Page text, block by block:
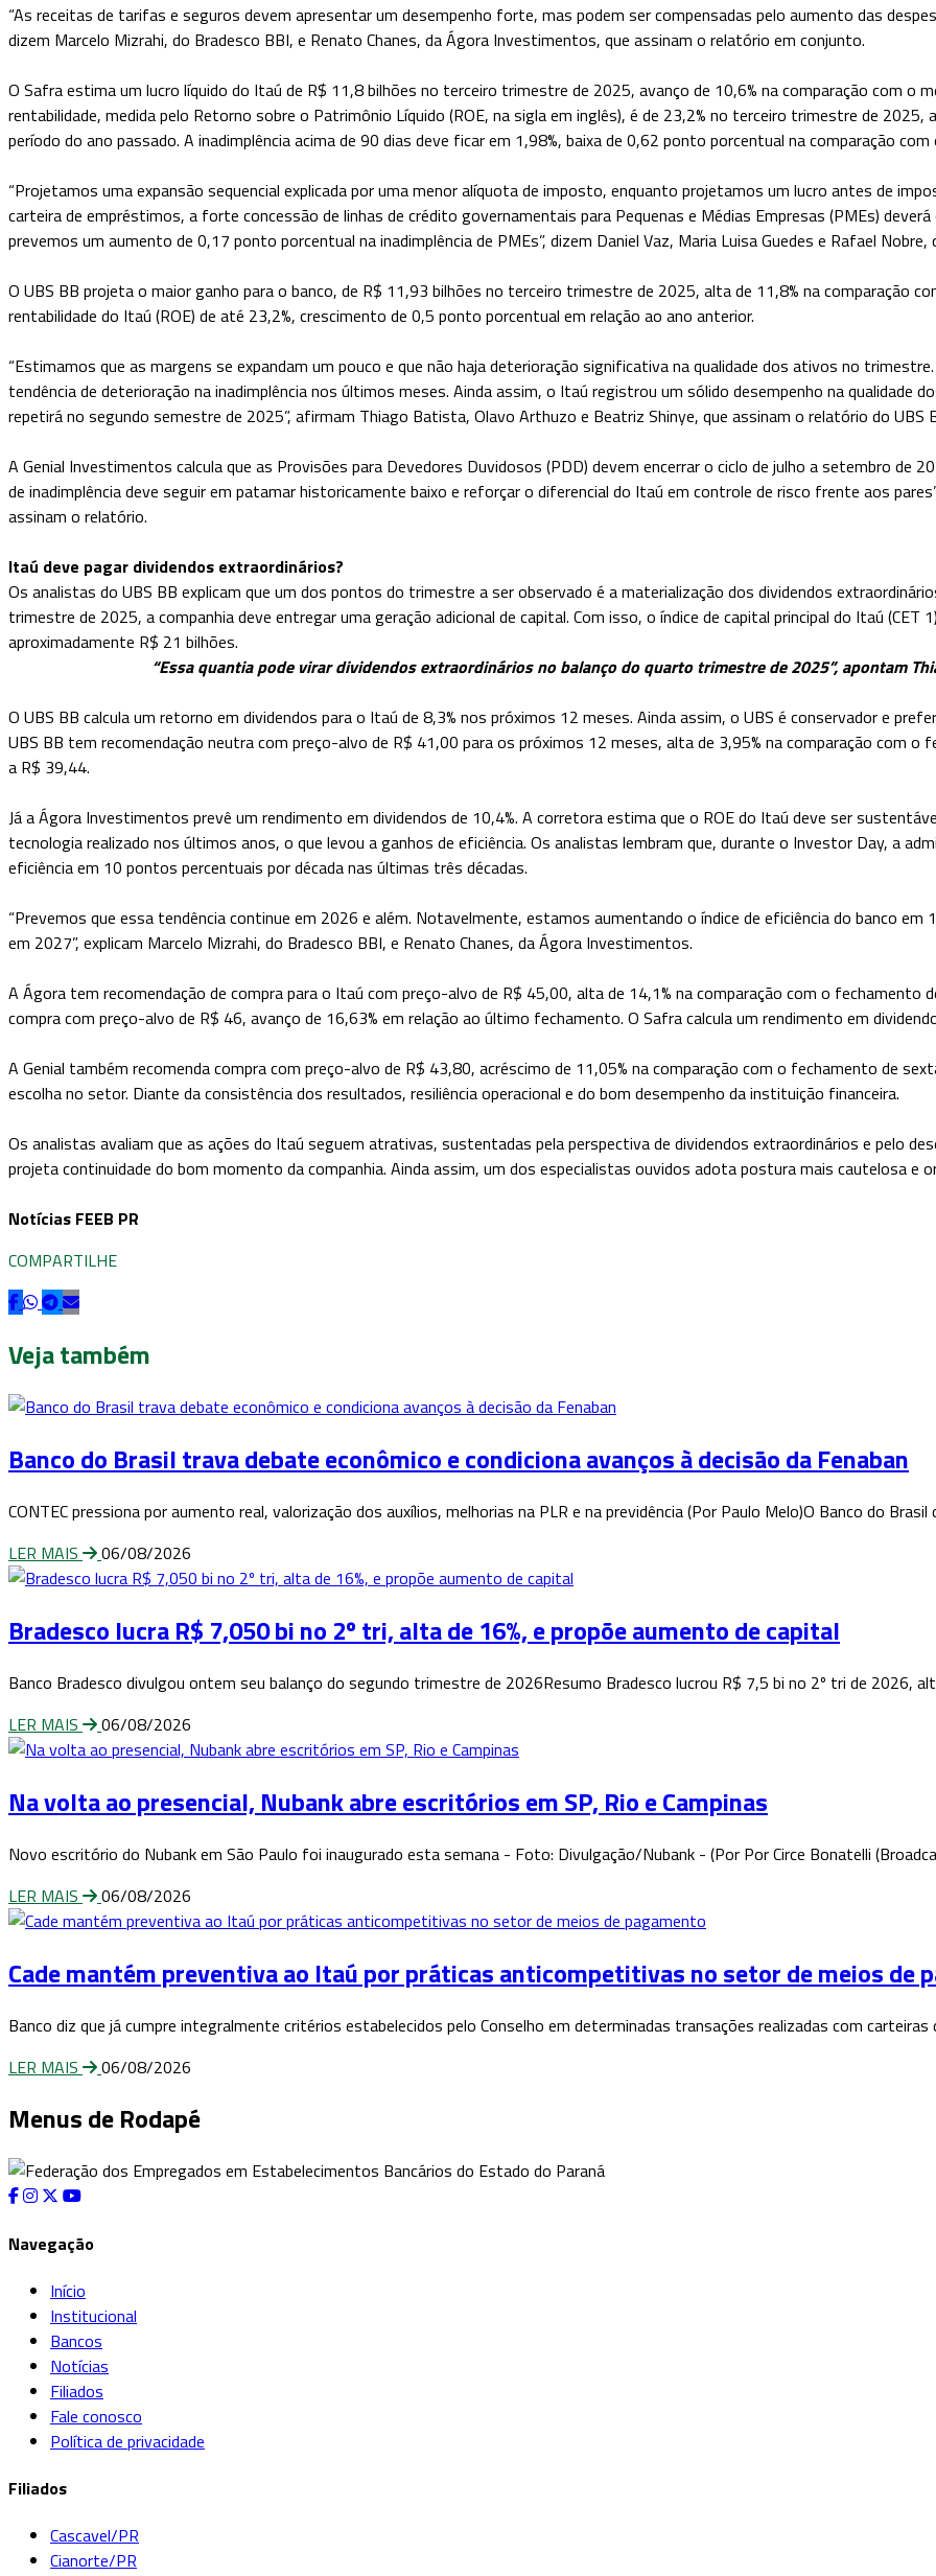
“As receitas de tarifas e seguros devem apresentar um desempenho forte, mas podem ser compensadas pelo aumento das
dizem Marcelo Mizrahi, do Bradesco BBI, e Renato Chanes, da Ágora Investimentos, que assinam o relatório em conjunto.
O Safra estima um lucro líquido do Itaú de R$ 11,8 bilhões no terceiro trimestre de 2025, avanço de 10,6% na comparação com o
rentabilidade, medida pelo Retorno sobre o Patrimônio Líquido (ROE, na sigla em inglês), é de 23,2% no terceiro trimestre de
período do ano passado. A inadimplência acima de 90 dias deve ficar em 1,98%, baixa de 0,62 ponto porcentual na comparação
“Projetamos uma expansão sequencial explicada por uma menor alíquota de imposto, enquanto projetamos um lucro antes de
carteira de empréstimos, a forte concessão de linhas de crédito governamentais para Pequenas e Médias Empresas (PMEs)
prevemos um aumento de 0,17 ponto porcentual na inadimplência de PMEs”, dizem Daniel Vaz, Maria Luisa Guedes e Rafael
O UBS BB projeta o maior ganho para o banco, de R$ 11,93 bilhões no terceiro trimestre de 2025, alta de 11,8% na comparação
rentabilidade do Itaú (ROE) de até 23,2%, crescimento de 0,5 ponto porcentual em relação ao ano anterior.
“Estimamos que as margens se expandam um pouco e que não haja deterioração significativa na qualidade dos ativos no
tendência de deterioração na inadimplência nos últimos meses. Ainda assim, o Itaú registrou um sólido desempenho na qualidade
repetirá no segundo semestre de 2025”, afirmam Thiago Batista, Olavo Arthuzo e Beatriz Shinye, que assinam o relatório do UBS
A Genial Investimentos calcula que as Provisões para Devedores Duvidosos (PDD) devem encerrar o ciclo de julho a setembro de
de inadimplência deve seguir em patamar historicamente baixo e reforçar o diferencial do Itaú em controle de risco frente aos
assinam o relatório.
Itaú deve pagar dividendos extraordinários?
Os analistas do UBS BB explicam que um dos pontos do trimestre a ser observado é a materialização dos dividendos
trimestre de 2025, a companhia deve entregar uma geração adicional de capital. Com isso, o índice de capital principal do Itaú
aproximadamente R$ 21 bilhões.
“Essa quantia pode virar dividendos extraordinários no balanço do quarto trimestre de 2025”, apontam
O UBS BB calcula um retorno em dividendos para o Itaú de 8,3% nos próximos 12 meses. Ainda assim, o UBS é conservador e
UBS BB tem recomendação neutra com preço-alvo de R$ 41,00 para os próximos 12 meses, alta de 3,95% na comparação com
a R$ 39,44.
Já a Ágora Investimentos prevê um rendimento em dividendos de 10,4%. A corretora estima que o ROE do Itaú deve ser
tecnologia realizado nos últimos anos, o que levou a ganhos de eficiência. Os analistas lembram que, durante o Investor Day, a
eficiência em 10 pontos percentuais por década nas últimas três décadas.
“Prevemos que essa tendência continue em 2026 e além. Notavelmente, estamos aumentando o índice de eficiência do banco
em 2027”, explicam Marcelo Mizrahi, do Bradesco BBI, e Renato Chanes, da Ágora Investimentos.
A Ágora tem recomendação de compra para o Itaú com preço-alvo de R$ 45,00, alta de 14,1% na comparação com o
compra com preço-alvo de R$ 46, avanço de 16,63% em relação ao último fechamento. O Safra calcula um rendimento em
A Genial também recomenda compra com preço-alvo de R$ 43,80, acréscimo de 11,05% na comparação com o fechamento de
escolha no setor. Diante da consistência dos resultados, resiliência operacional e do bom desempenho da instituição financeira.
Os analistas avaliam que as ações do Itaú seguem atrativas, sustentadas pela perspectiva de dividendos extraordinários e pelo
projeta continuidade do bom momento da companhia. Ainda assim, um dos especialistas ouvidos adota postura mais cautelosa e
Notícias FEEB PR
COMPARTILHE
Veja também
Banco do Brasil trava debate econômico e condiciona avanços à decisão da Fenaban
CONTEC pressiona por aumento real, valorização dos auxílios, melhorias na PLR e na previdência (Por Paulo Melo)O Banco do Brasil
LER MAIS
06/08/2026
Bradesco lucra R$ 7,050 bi no 2º tri, alta de 16%, e propõe aumento de capital
Banco Bradesco divulgou ontem seu balanço do segundo trimestre de 2026Resumo Bradesco lucrou R$ 7,5 bi no 2º tri de 2026,
LER MAIS
06/08/2026
Na volta ao presencial, Nubank abre escritórios em SP, Rio e Campinas
Novo escritório do Nubank em São Paulo foi inaugurado esta semana - Foto: Divulgação/Nubank - (Por Por Circe Bonatelli
LER MAIS
06/08/2026
Cade mantém preventiva ao Itaú por práticas anticompetitivas no setor de meios de
Banco diz que já cumpre integralmente critérios estabelecidos pelo Conselho em determinadas transações realizadas com
LER MAIS
06/08/2026
Menus de Rodapé
Navegação
Início
Institucional
Bancos
Notícias
Filiados
Fale conosco
Política de privacidade
Filiados
Cascavel/PR
Cianorte/PR